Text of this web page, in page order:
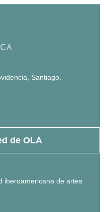
Santiago.
de OLA
iberoamericana de artes